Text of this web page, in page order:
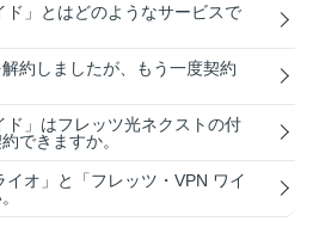
ド」とはどのようなサービスで
約しましたが、もう一度契約
ド」はフレッツ光ネクストの付
できますか。
イオ」と「フレッツ・VPN ワイ